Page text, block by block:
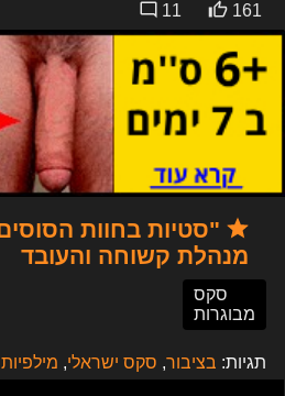
161
11
מנהלת קשוחה והעובד
סקס
מבוגרות
תגיות: בציבור, סקס ישראלי, מילפיות